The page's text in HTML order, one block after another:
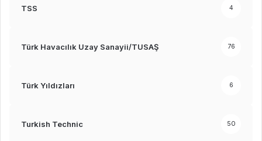
TSS 4
Türk Havacılık Uzay Sanayii/TUSAŞ 76
Türk Yıldızları 6
Turkish Technic 50